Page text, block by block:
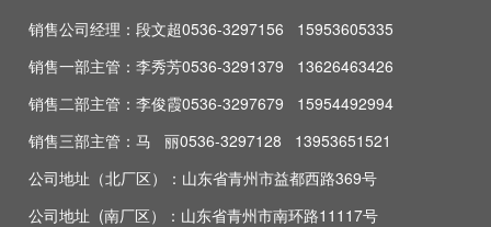
销售公司经理：段文超0536-3297156 15953605335
销售一部主管：李秀芳0536-3291379 13626463426
销售二部主管：李俊霞0536-3297679 15954492994
销售三部主管：马 丽0536-3297128 13953651521
公司地址（北厂区）：山东省青州市益都西路369号
公司地址 (南厂区）：山东省青州市南环路11117号